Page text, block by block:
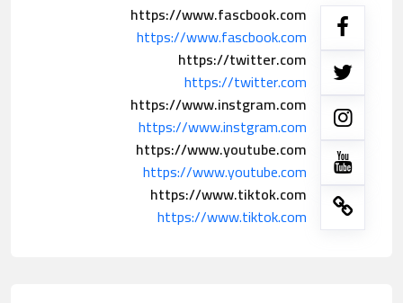
https://www.fascbook.com
https://www.fascbook.com
https://twitter.com
https://twitter.com
https://www.instgram.com
https://www.instgram.com
https://www.youtube.com
https://www.youtube.com
https://www.tiktok.com
https://www.tiktok.com